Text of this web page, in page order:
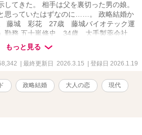
してきた。 相手は父を裏切った男の娘。
思っていたはずなのに……。 政略結婚か
。 藤城 彩花 27歳 藤城バイオテック運
勤務 五十嵐修史 34歳 大手製薬会社
※この物語はフィクションです。登場
架空であり、実在のものとは関係ありま
もっと見る
| 最終更新日 2026.3.15 | 登録日 2026.1.19
政略結婚 大人の恋 現代